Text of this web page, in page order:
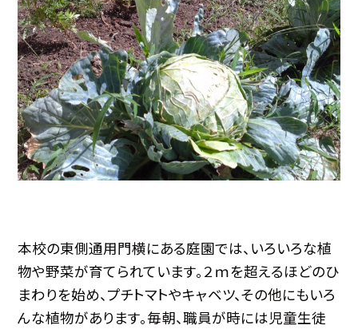
本校の東側通用門横にある庭園では、いろいろな植
物や野菜が育てられています。２ｍを超えるほどのひ
まわりを始め、プチトマトやキャベツ、その他にもいろ
んな植物があります。毎朝、職員が時には児童生徒